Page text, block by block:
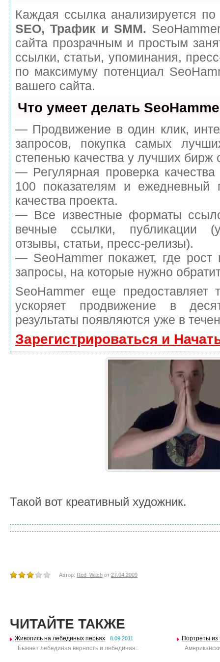
Каждая ссылка анализируется
SEO, Трафик и SMM.
сайта прозрачным и простым
ссылки, статьи, упоминания,
по максимуму потенциал
вашего сайта.
Что умеет делать
— Продвижение в один клик,
запросов, покупка самых
степенью качества у лучших бирж
— Регулярная проверка
100 показателям и ежедневный
качества проекта.
— Все известные форматы
вечные ссылки, публикации
отзывы, статьи, пресс-релизы).
— SeoHammer покажет, где
запросы, на которые нужно
SeoHammer еще предоставляет
ускоряет продвижение в
результаты появляются уже в
Зарегистрироваться и
Такой вот креативный художник.
Автор: Red_Witch от 27.04.2009
ЧИТАЙТЕ ТАКЖЕ
Живопись на лебединых перьях 8.09.2011
Бывает лебединая верность и лебединая..
Портреты из